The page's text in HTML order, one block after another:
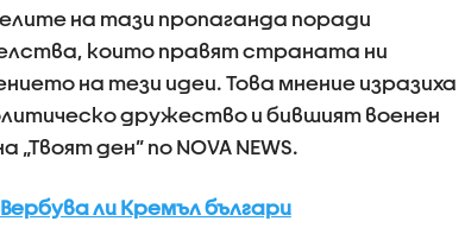
на тази пропаганда поради
които правят страната ни
на тези идеи. Това мнение изразиха
дружество и бившият военен
ден” по NOVA NEWS.
ли Кремъл българи